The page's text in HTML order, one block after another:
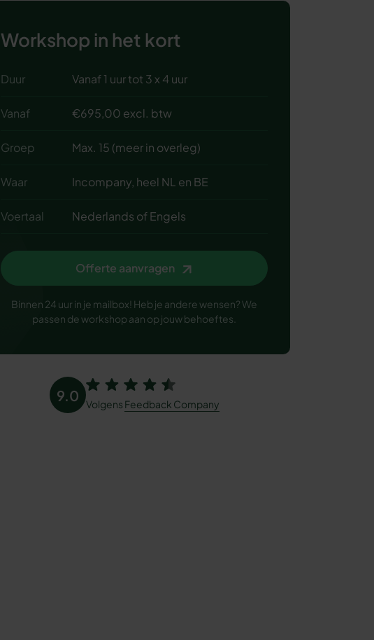
Workshop in het kort
Duur Vanaf 1 uur tot 3 x 4 uur
Vanaf €695,00 excl. btw
Groep Max. 15 (meer in overleg)
Waar Incompany, heel NL en BE
Voertaal Nederlands of Engels
Offerte aanvragen
Binnen 24 uur in je mailbox! Heb je andere wensen? We
passen de workshop aan op jouw behoeftes.
9.0
Volgens Feedback Company